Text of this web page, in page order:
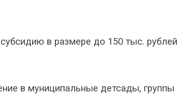
в размере до 150 тыс. рублей
в муниципальные детсады, группы